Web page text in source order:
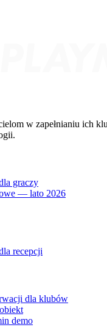
w zapełnianiu ich
graczy
— lato 2026
recepcji
dla klubów
demo